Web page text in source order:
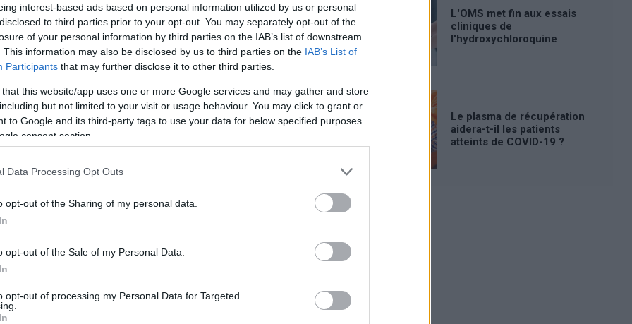
interest-based ads based on personal information utilized by us or personal
to third parties prior to your opt-out. You may separately opt-out of the
of your personal information by third parties on the IAB’s list of downstream
This information may also be disclosed by us to third parties on the IAB’s List of
Participants that may further disclose it to other third parties.
that this website/app uses one or more Google services and may gather and store
but not limited to your visit or usage behaviour. You may click to grant or
to Google and its third-party tags to use your data for below specified purposes
consent section.
Data Processing Opt Outs
opt-out of the Sharing of my personal data.
opt-out of the Sale of my Personal Data.
opt-out of processing my Personal Data for Targeted
la douleur, des chercheurs américains ont analysé
Leur analyse suggère que
du cannabis sur le soulagement de la douleur.
-comment s'est
University ont évalué :
THC différentes,
sprays) et appliqué sur la peau.
L'OMS met fin aux essais
cliniques de
l'hydroxychloroquine
Le plasma de récupération
aidera-t-il les patients
atteints de COVID-19 ?